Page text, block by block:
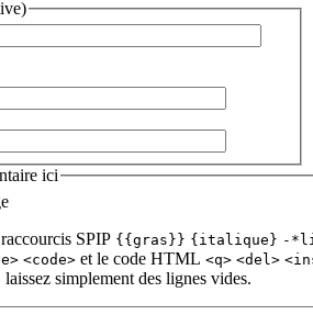
ici
SPIP {{gras}} {italique} -
<code> et le code HTML <q> <del>
laissez simplement des lignes vides.